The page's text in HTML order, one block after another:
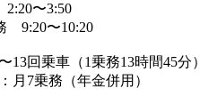
〜3:50
9:20〜10:20
13回乗車（1乗務13時間45分）
月7乗務（年金併用）